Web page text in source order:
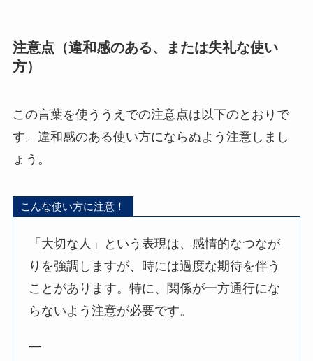
注意点（違和感のある、または失礼な使い
方）
この言葉を使ううえでの注意点は以下のとおりで
す。違和感のある使い方にならぬよう注意しまし
ょう。
こんな使い方に注意！
「大切な人」という表現は、感情的なつなが
りを強調しますが、時には過度な期待を伴う
ことがあります。特に、関係が一方通行にな
らないよう注意が必要です。
—